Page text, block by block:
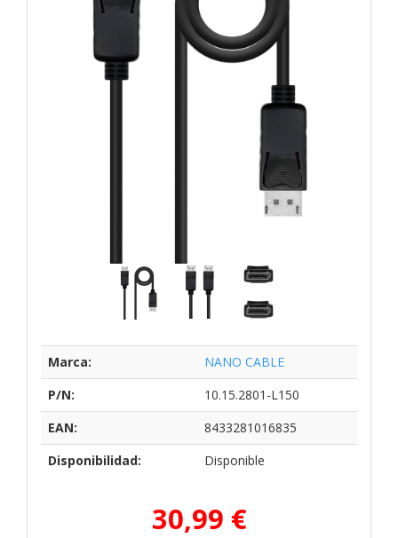
Marca:
NANO CABLE
P/N:
10.15.2801-L150
EAN:
8433281016835
Disponibilidad:
Disponible
30,99 €